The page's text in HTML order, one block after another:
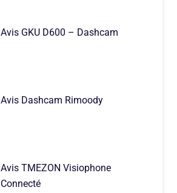
Avis GKU D600 – Dashcam
Avis Dashcam Rimoody
Avis TMEZON Visiophone
Connecté